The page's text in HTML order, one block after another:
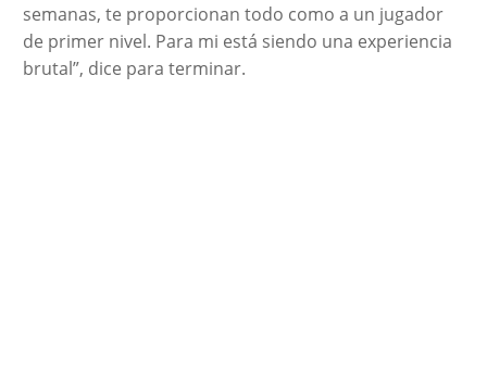
semanas, te proporcionan todo como a un jugador
de primer nivel. Para mi está siendo una experiencia
brutal”, dice para terminar.